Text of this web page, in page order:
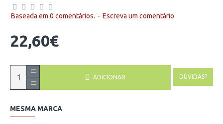
Baseada em 0 comentários. - Escreva um comentário
22,60€
ADICIONAR DÚVIDAS?
MESMA MARCA